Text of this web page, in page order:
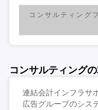
コンサルティング
コンサルティング
連結会計インフラサ
広告グループのシス